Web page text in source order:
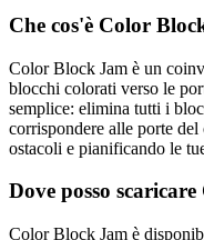
Che cos'è Color
Color Block Jam è un
blocchi colorati verso le
semplice: elimina tutti i
corrispondere alle porte
ostacoli e pianificando le
Dove posso
Color Block Jam è